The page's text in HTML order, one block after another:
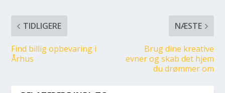
TIDLIGERE
Find billig opbevaring i
Århus
NÆSTE
Brug dine kreative
evner og skab det hjem
du drømmer om